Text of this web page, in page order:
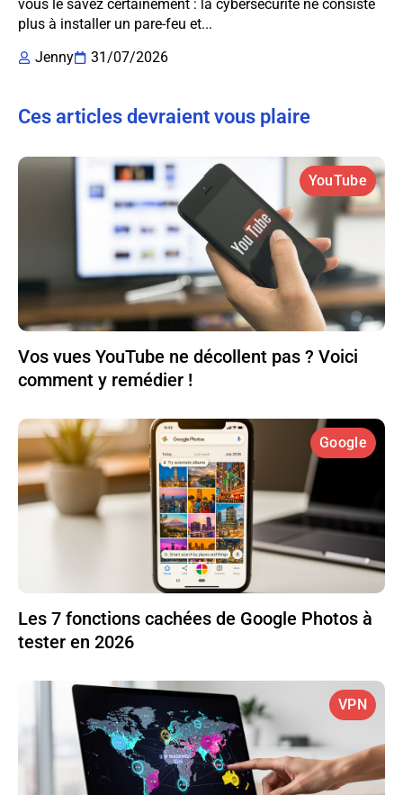
vous le savez certainement : la cybersécurité ne consiste
plus à installer un pare-feu et...
Jenny
31/07/2026
Ces articles devraient vous plaire
YouTube
Vos vues YouTube ne décollent pas ? Voici
comment y remédier !
Google
Les 7 fonctions cachées de Google Photos à
tester en 2026
VPN